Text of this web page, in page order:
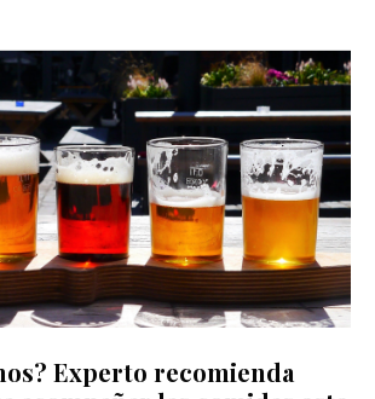
Experto recomienda